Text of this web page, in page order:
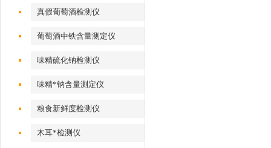
真假葡萄酒检测仪
葡萄酒中铁含量测定仪
味精硫化钠检测仪
味精*钠含量测定仪
粮食新鲜度检测仪
木耳*检测仪